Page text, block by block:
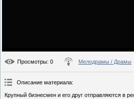
Просмотры: 0 Мелодрамы / Драмы
Описание материала:
Крупный бизнесмен и его друг отправляются в